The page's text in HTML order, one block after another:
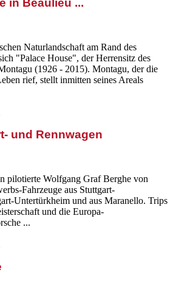
in Beaulieu ...
Naturlandschaft am Rand des
"Palace House", der Herrensitz des
(1926 - 2015). Montagu, der die
rief, stellt inmitten seines Areals
und Rennwagen
pilotierte Wolfgang Graf Berghe von
Fahrzeuge aus Stuttgart-
Untertürkheim und aus Maranello. Trips
und die Europa-
...